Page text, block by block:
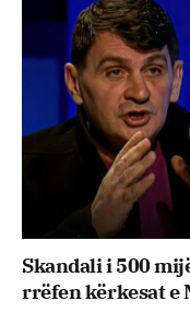
Skandali i 500
rrëfen kërkesat e